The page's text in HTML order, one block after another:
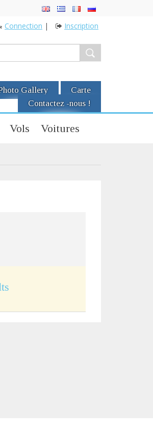
Connection | Inscription
Gallery
Carte
Contactez -nous !
Vols Voitures